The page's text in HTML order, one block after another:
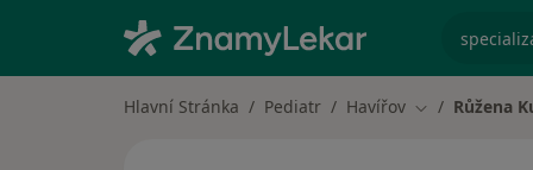
Hlavní Stránka Pediatr Havířov Změna města
Růžena